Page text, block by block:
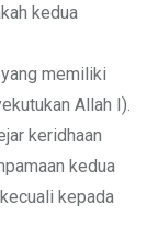
kedua
memiliki
Allah I).
keridhaan
kedua
kepada